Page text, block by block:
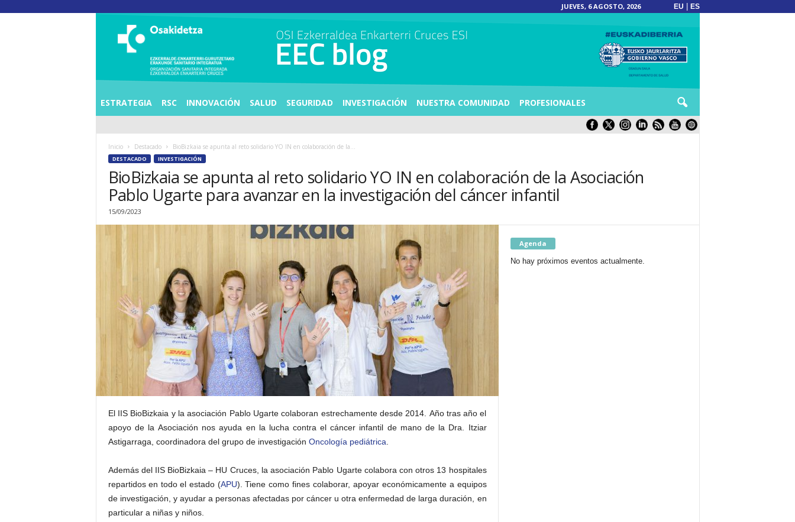
JUEVES, 6 AGOSTO, 2026 EU ES
A
S
ESTRATEGIA RSC INNOVACIÓN SALUD SEGURIDAD INVESTIGACIÓN NUESTRA COMUNIDAD PROFESIONALES
Inicio Destacado BioBizkaia se apunta al reto solidario YO IN en colaboración de la...
DESTACADO INVESTIGACIÓN
BioBizkaia se apunta al reto solidario YO IN en colaboración de la Asociación
Pablo Ugarte para avanzar en la investigación del cáncer infantil
15/09/2023
El IIS BioBizkaia y la asociación Pablo Ugarte colaboran estrechamente desde 2014. Año tras año el
apoyo de la Asociación nos ayuda en la lucha contra el cáncer infantil de mano de la Dra. Itziar
Astigarraga, coordinadora del grupo de investigación Oncología pediátrica
Además del IIS BioBizkaia – HU Cruces, la asociación Pablo Ugarte colabora con otros 13 hospitales
repartidos en todo el estado (APU). Tiene como fines colaborar, apoyar económicamente a equipos
de investigación, y ayudar a personas afectadas por cáncer u otra enfermedad de larga duración, en
particular a niñas y niños.
Agenda
No hay próximos eventos actualmente.